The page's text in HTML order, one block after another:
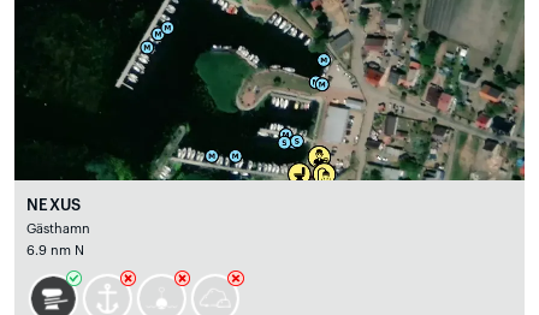
NEXUS
Gästhamn
6.9 nm N